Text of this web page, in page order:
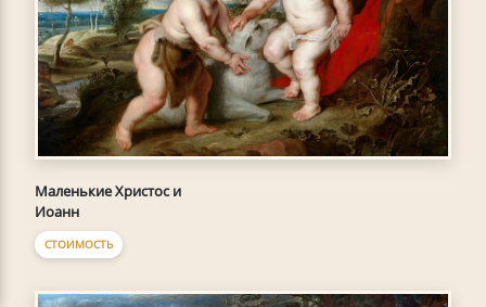
Маленькие Христос и
Иоанн
СТОИМОСТЬ